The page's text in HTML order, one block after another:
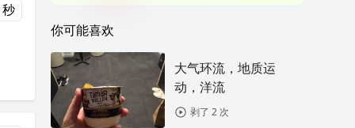
你可能喜欢
大气环流，地质运
动，洋流
剥了 2 次